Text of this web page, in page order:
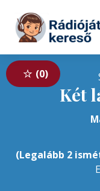
Tovább a tartalomhoz
0
Két
(Legalább 2